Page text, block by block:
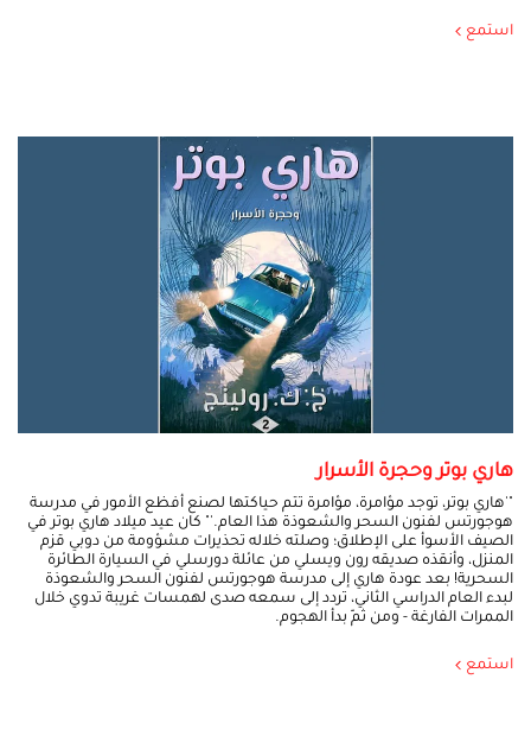
استمع
هاري بوتر وحجرة الأسرار
"'هاري بوتر، توجد مؤامرة، مؤامرة تتم حياكتها لصنع أفظع الأمور في مدرسة
هوجورتس لفنون السحر والشعوذة هذا العام.'" كان عيد ميلاد هاري بوتر في
الصيف الأسوأ على الإطلاق؛ وصلته خلاله تحذيرات مشؤومة من دوبي قزم
المنزل، وأنقذه صديقه رون ويسلي من عائلة دورسلي في السيارة الطائرة
السحرية! بعد عودة هاري إلى مدرسة هوجورتس لفنون السحر والشعوذة
لبدء العام الدراسي الثاني، تردد إلى سمعه صدى لهمسات غريبة تدوي خلال
الممرات الفارغة - ومن ثمّ بدأ الهجوم.
استمع